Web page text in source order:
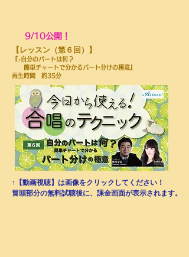
9/10公開！
​【レッスン（第６回）】
『♪自分のパートは何？
簡単チャートで分かるパート分けの極意』
​再生時間 約35分
↑【動画視聴】は画像をクリックしてください！
​冒頭部分の無料試聴後に、課金画面が表示されます。